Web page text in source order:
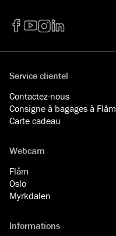
Service clientel
Contactez-nous
Consigne à bagages à Flåm
Carte cadeau
Webcam
Flåm
Oslo
Myrkdalen
Informations